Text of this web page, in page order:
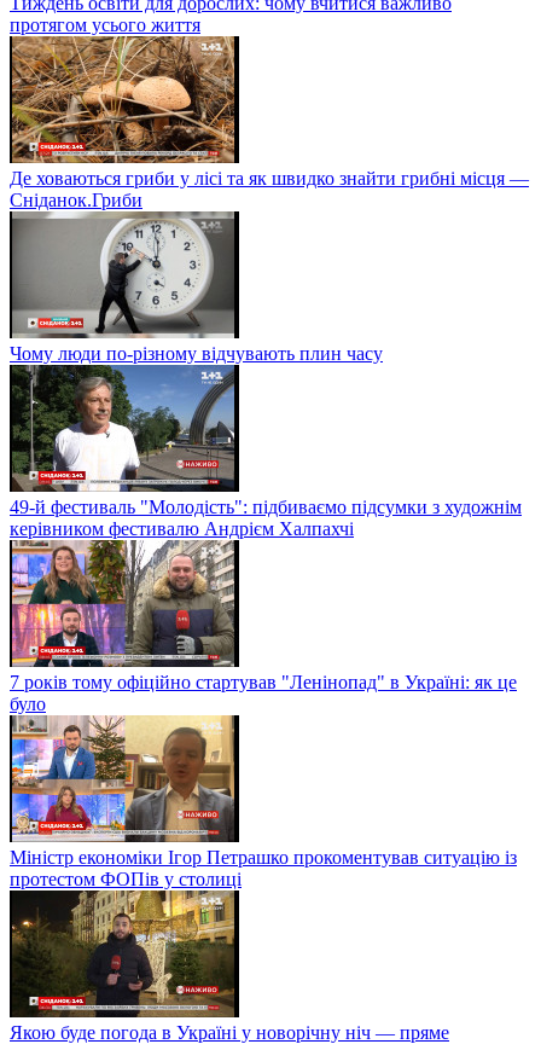
Тиждень освіти для дорослих: чому вчитися важливо
протягом усього життя
Де ховаються гриби у лісі та як швидко знайти грибні місця —
Сніданок.Гриби
Чому люди по-різному відчувають плин часу
49-й фестиваль "Молодість": підбиваємо підсумки з художнім
керівником фестивалю Андрієм Халпахчі
7 років тому офіційно стартував "Ленінопад" в Україні: як це
було
Міністр економіки Ігор Петрашко прокоментував ситуацію із
протестом ФОПів у столиці